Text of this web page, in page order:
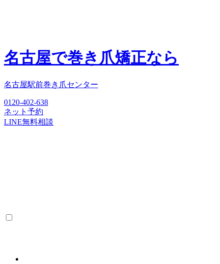
名古屋で巻き爪矯正なら
名古屋駅前巻き爪センター
0120-402-638
ネット予約
LINE無料相談